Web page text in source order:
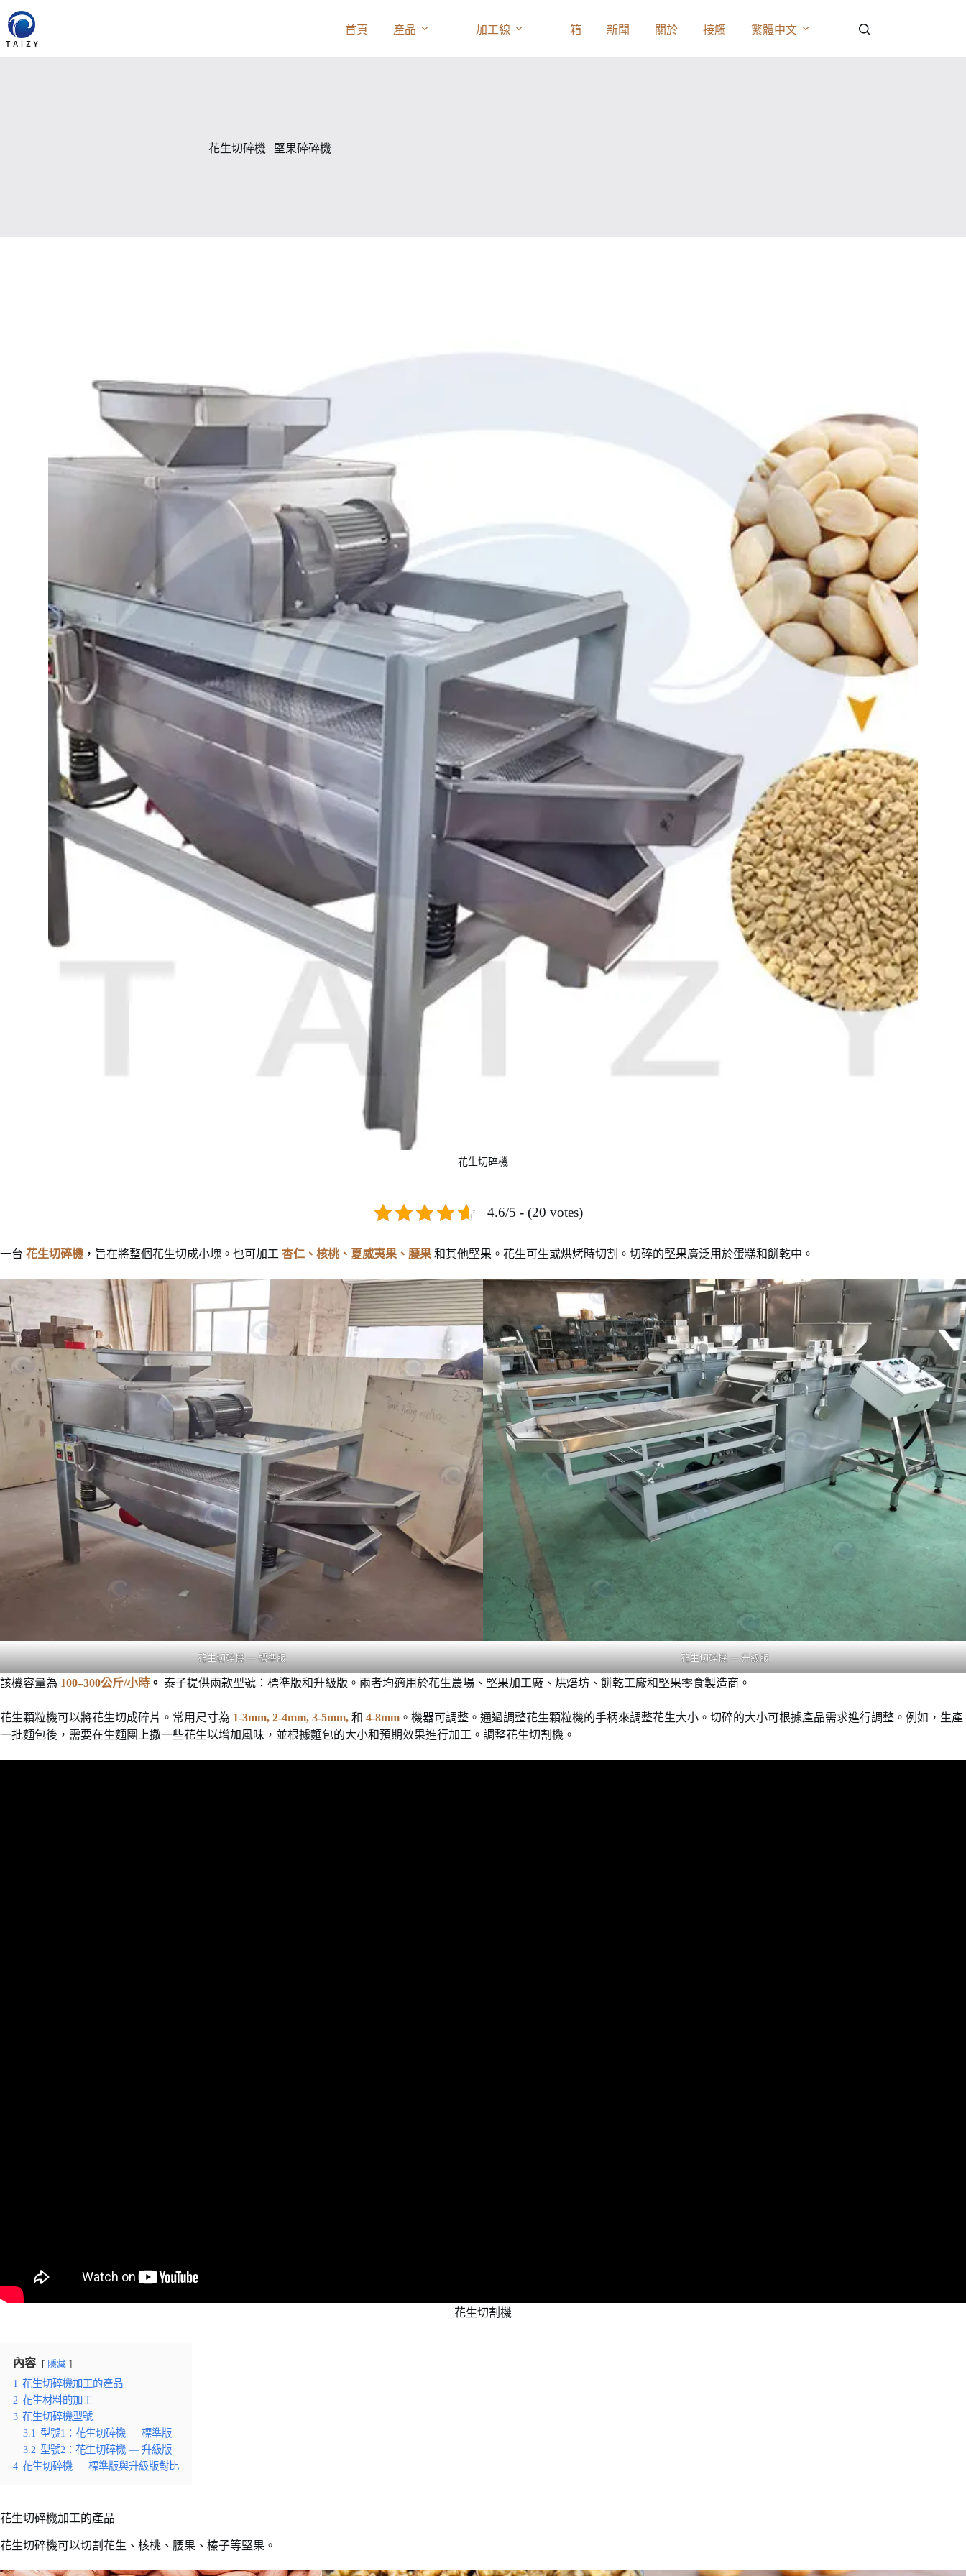
至
主
首頁 產品 加工線 箱 新聞 關於 接觸 繁體中文
花生切碎機 | 堅果碎碎機
花生切碎機
4.6/5 - (20 votes)
一台 花生切碎機 ，旨在將整個花生切成小塊。也可加工 杏仁、核桃、夏威夷果、腰果 和其他堅果。花生可生或烘烤時切割。切碎的堅果廣泛用於蛋糕和餅乾中。
花生切碎機 — 標準版 花生切碎機 — 升級版
該機容量為 100–300公斤/小時 。 泰子提供兩款型號：標準版和升級版。兩者均適用於花生農場、堅果加工廠、烘焙坊、餅乾工廠和堅果零食製造商。
花生顆粒機可以將花生切成碎片。常用尺寸為 1-3mm, 2-4mm, 3-5mm, 和 4-8mm 。機器可調整。通過調整花生顆粒機的手柄來調整花生大小。切碎的大小可根據產品需求進行調整。例如，生產
一批麵包後，需要在生麵團上撒一些花生以增加風味，並根據麵包的大小和預期效果進行加工。調整花生切割機。
花生切割機
內容 隱藏
1 花生切碎機加工的產品
2 花生材料的加工
3 花生切碎機型號
3.1 型號1：花生切碎機 — 標準版
3.2 型號2：花生切碎機 — 升級版
4 花生切碎機 — 標準版與升級版對比
花生切碎機加工的產品
花生切碎機可以切割花生、核桃、腰果、榛子等堅果。